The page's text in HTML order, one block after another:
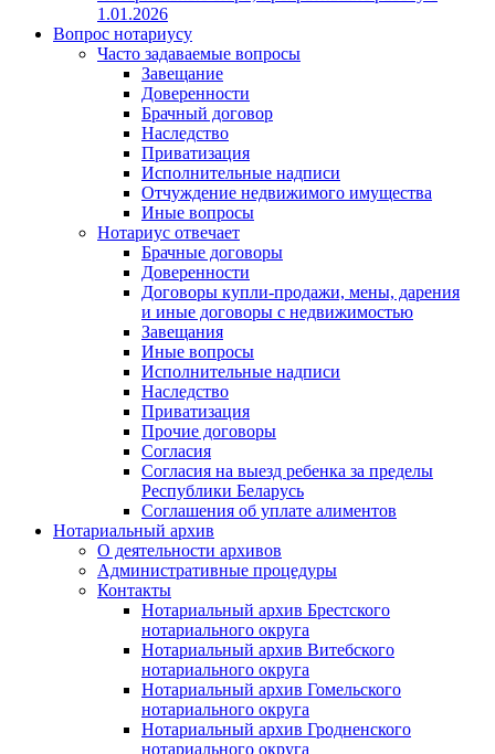
1.01.2026
Вопрос нотариусу
Часто задаваемые вопросы
Завещание
Доверенности
Брачный договор
Наследство
Приватизация
Исполнительные надписи
Отчуждение недвижимого имущества
Иные вопросы
Нотариус отвечает
Брачные договоры
Доверенности
Договоры купли-продажи, мены, дарения
и иные договоры с недвижимостью
Завещания
Иные вопросы
Исполнительные надписи
Наследство
Приватизация
Прочие договоры
Согласия
Согласия на выезд ребенка за пределы
Республики Беларусь
Соглашения об уплате алиментов
Нотариальный архив
О деятельности архивов
Административные процедуры
Контакты
Нотариальный архив Брестского
нотариального округа
Нотариальный архив Витебского
нотариального округа
Нотариальный архив Гомельского
нотариального округа
Нотариальный архив Гродненского
нотариального округа